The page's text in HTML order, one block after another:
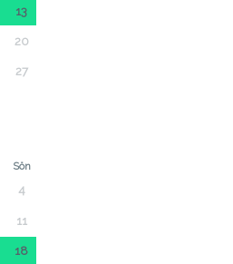
13
20
27
Sön
4
11
18